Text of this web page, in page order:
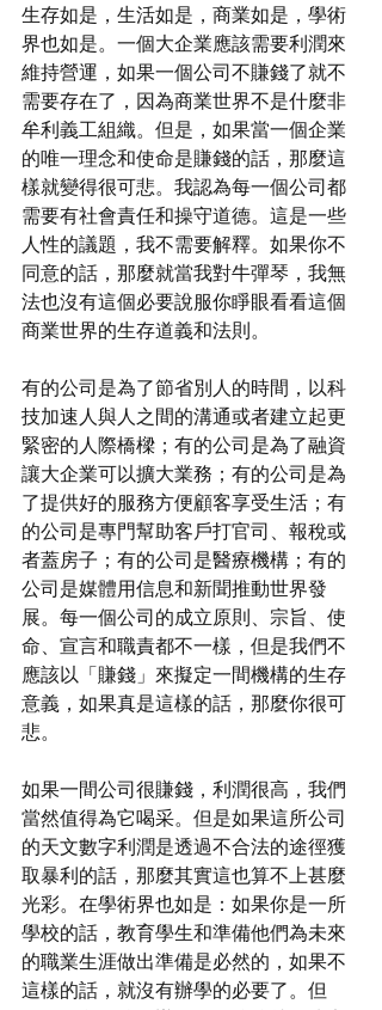
生存如是，生活如是，商業如是，學術
界也如是。一個大企業應該需要利潤來
維持營運，如果一個公司不賺錢了就不
需要存在了，因為商業世界不是什麼非
牟利義工組織。但是，如果當一個企業
的唯一理念和使命是賺錢的話，那麼這
樣就變得很可悲。我認為每一個公司都
需要有社會責任和操守道德。這是一些
人性的議題，我不需要解釋。如果你不
同意的話，那麼就當我對牛彈琴，我無
法也沒有這個必要說服你睜眼看看這個
商業世界的生存道義和法則。
有的公司是為了節省別人的時間，以科
技加速人與人之間的溝通或者建立起更
緊密的人際橋樑；有的公司是為了融資
讓大企業可以擴大業務；有的公司是為
了提供好的服務方便顧客享受生活；有
的公司是專門幫助客戶打官司、報稅或
者蓋房子；有的公司是醫療機構；有的
公司是媒體用信息和新聞推動世界發
展。每一個公司的成立原則、宗旨、使
命、宣言和職責都不一樣，但是我們不
應該以「賺錢」來擬定一間機構的生存
意義，如果真是這樣的話，那麼你很可
悲。
如果一間公司很賺錢，利潤很高，我們
當然值得為它喝采。但是如果這所公司
的天文數字利潤是透過不合法的途徑獲
取暴利的話，那麼其實這也算不上甚麼
光彩。在學術界也如是：如果你是一所
學校的話，教育學生和準備他們為未來
的職業生涯做出準備是必然的，如果不
這樣的話，就沒有辦學的必要了。但